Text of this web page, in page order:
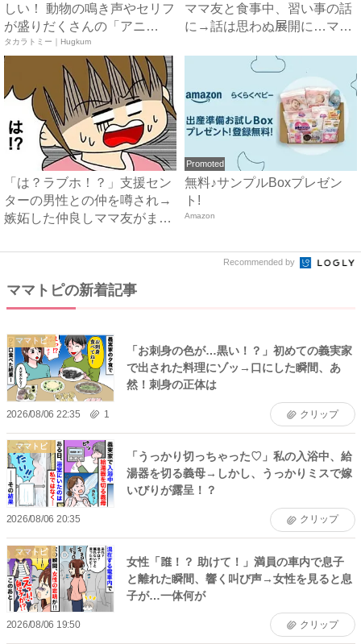
しい！ 動物の鳴き声やセリフ
が盛りだくさんの「アニ
ア ...
タカラトミー｜Hugkum
ママ友と食事中、習い事の話
に→話は思わぬ展開に…ママ
「は？ラブホ！？」支援セン
ターの男性との仲を噂され→
嫉妬した仲良しママ友がまさ
Promoted
無料♪サンプルBoxプレゼン
ト!
Amazon
Recommended by
ママトピの新着記事
ママトピ
「お刺身の色が…黒い！？」初めての義実家
で出された料理にゾッ→口にした瞬間、あ
然！刺身の正体は
2026/08/06 22:35 1 クリップ
ママトピ
「うっかり切っちゃった♡」私の入浴中、給
湯器を切る義母→しかし、うっかりミスで嫁
いびりが露呈！？
2026/08/06 20:35 クリップ
ママトピ
女性「誰！？ 助けて！」満員の車内で息子
と離れた瞬間、響く叫び声→女性を見ると息
子が…一体何が
2026/08/06 19:50 クリップ